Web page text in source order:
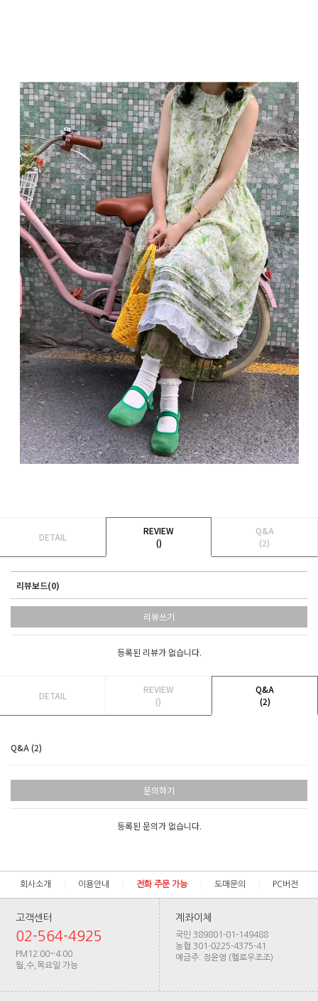
DETAIL
REVIEW
()
Q&A
(2)
리뷰보드(0)
리뷰쓰기
등록된 리뷰가 없습니다.
DETAIL
REVIEW
()
Q&A
(2)
Q&A (2)
문의하기
등록된 문의가 없습니다.
회사소개 이용안내 전화 주문 가능 도매문의 PC버전
고객센터
02-564-4925
PM12:00~4:00
월,수,목요일 가능
계좌이체
국민 389801-01-149488
농협 301-0225-4375-41
예금주: 정윤영 (헬로우조조)